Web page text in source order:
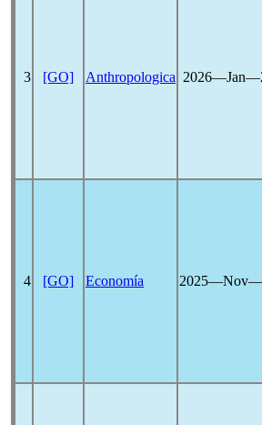
3 [GO] Anthropologica
4 [GO] Economía